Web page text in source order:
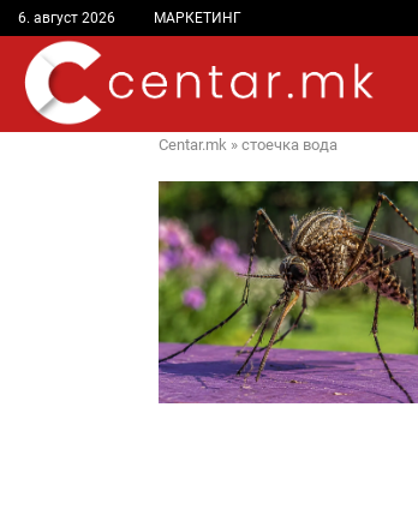
6. август 2026 МАРКЕТИНГ
Centar.mk » стоечка вода